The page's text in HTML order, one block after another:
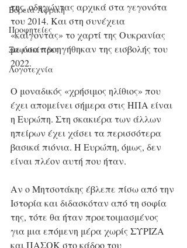
Βόρεια Αφρική
Προφητείες
Ξαφνικίτιδες
Λογοτεχνία
της, οδηγώντας αρχικά στα γεγονότα
του 2014. Και στη συνέχεια
«καίγοντας» το χαρτί της Ουκρανίας
με όσα προηγήθηκαν της εισβολής του
2022.
Ο μοναδικός «χρήσιμος ηλίθιος» που
έχει απομείνει σήμερα στις ΗΠΑ είναι
η Ευρώπη. Στη σκακιέρα των άλλων
ηπείρων έχει χάσει τα περισσότερα
βασικά πιόνια. Η Ευρώπη, όμως, δεν
είναι πλέον αυτή που ήταν.
Αν ο Μητσοτάκης έβλεπε πίσω από την
Ιστορία και διδασκόταν από τη σοφία
της, τότε θα ήταν προετοιμασμένος
για μια επόμενη μέρα χωρίς ΣΥΡΙΖΑ
και ΠΑΣΟΚ στο κάδρο του